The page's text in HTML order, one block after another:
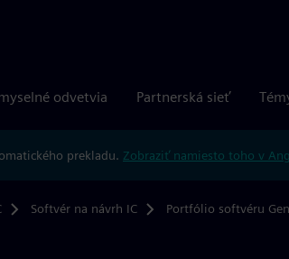
odvetvia Partnerská sieť
prekladu. Zobraziť namiesto toho v
Softvér na návrh IC Portfólio softvéru